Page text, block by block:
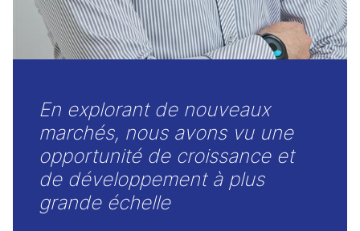
En explorant de nouveaux
marchés, nous avons vu une
opportunité de croissance et
de développement à plus
grande échelle